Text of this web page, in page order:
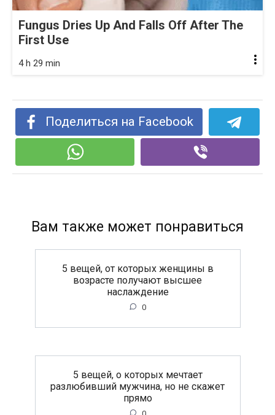
Fungus Dries Up And Falls Off After The
First Use
4 h 29 min
Поделиться на Facebook
Вам также может понравиться
5 вещей, от которых женщины в
возрасте получают высшее
наслаждение
0
5 вещей, о которых мечтает
разлюбивший мужчина, но не скажет
прямо